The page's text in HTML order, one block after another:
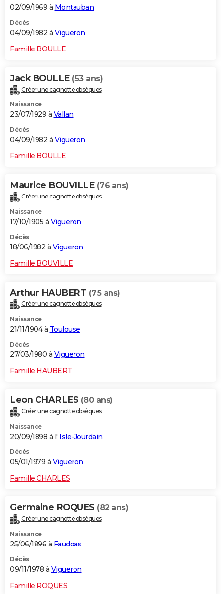
02/09/1969 à Montauban
Décès
04/09/1982 à Vigueron
Famille BOULLE
Jack BOULLE (53 ans)
Créer une cagnotte obsèques
Naissance
23/07/1929 à Vallan
Décès
04/09/1982 à Vigueron
Famille BOULLE
Maurice BOUVILLE (76 ans)
Créer une cagnotte obsèques
Naissance
17/10/1905 à Vigueron
Décès
18/06/1982 à Vigueron
Famille BOUVILLE
Arthur HAUBERT (75 ans)
Créer une cagnotte obsèques
Naissance
21/11/1904 à Toulouse
Décès
27/03/1980 à Vigueron
Famille HAUBERT
Leon CHARLES (80 ans)
Créer une cagnotte obsèques
Naissance
20/09/1898 à l' Isle-Jourdain
Décès
05/01/1979 à Vigueron
Famille CHARLES
Germaine ROQUES (82 ans)
Créer une cagnotte obsèques
Naissance
25/06/1896 à Faudoas
Décès
09/11/1978 à Vigueron
Famille ROQUES